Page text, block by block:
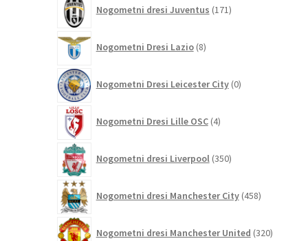
Nogometni dresi Juventus 171izdelkov
Nogometni Dresi Lazio 8izdelkov
Nogometni Dresi Leicester City 0izdelkov
Nogometni Dresi Lille OSC 4izdelki
Nogometni dresi Liverpool 350izdelkov
Nogometni dresi Manchester City 458izdelkov
Nogometni dresi Manchester United 320